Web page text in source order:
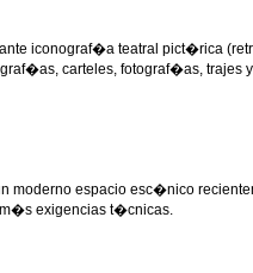
iconograf�a teatral pict�rica
carteles, fotograf�as, trajes
moderno espacio esc�nico
exigencias t�cnicas.